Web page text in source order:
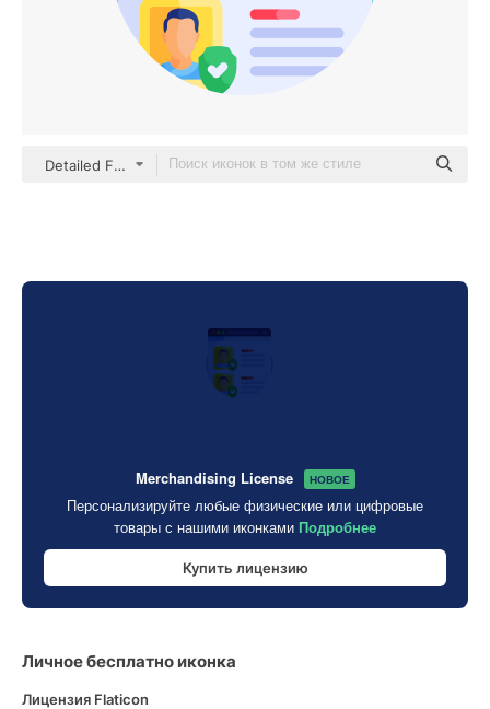
Detailed Flat Circular Flat
Merchandising License НОВОЕ
Персонализируйте любые физические или цифровые
товары с нашими иконками Подробнее
Купить лицензию
Личное бесплатно иконка
Лицензия Flaticon